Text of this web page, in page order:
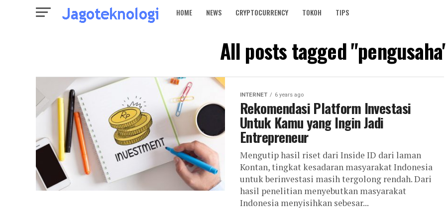
HOME NEWS CRYPTOCURRENCY TOKOH TIPS
All posts tagged
INTERNET 6 years ago
Rekomendasi Platform Investasi
Untuk Kamu yang Ingin Jadi
Entrepreneur
Mengutip hasil riset dari Inside ID dari laman
Kontan, tingkat kesadaran masyarakat Indonesia
untuk berinvestasi masih tergolong rendah. Dari
hasil penelitian menyebutkan masyarakat
Indonesia menyisihkan sebesar...